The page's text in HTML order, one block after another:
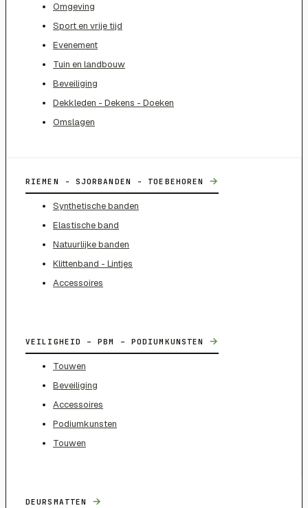
Omgeving
Sport en vrije tijd
Evenement
Tuin en landbouw
Beveiliging
Dekkleden - Dekens - Doeken
Omslagen
RIEMEN - SJORBANDEN - TOEBEHOREN →
Synthetische banden
Elastische band
Natuurlijke banden
Klittenband - Lintjes
Accessoires
VEILIGHEID – PBM – PODIUMKUNSTEN →
Touwen
Beveiliging
Accessoires
Podiumkunsten
Touwen
DEURSMATTEN →